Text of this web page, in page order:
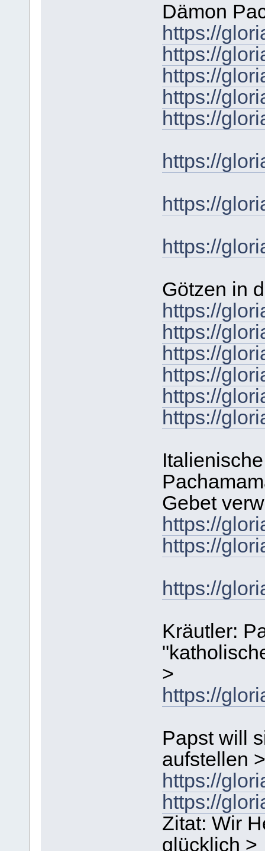
Dämon
https://
https://
https://
https://
https://
https://
https://
https://
Götzen in
https://
https://
https://
https://
https://
https://
Gebet
https://
https://
https://
Kräutler:
>
https://
Papst will
aufstellen >
https://
https://
Zitat: Wir
glücklich >